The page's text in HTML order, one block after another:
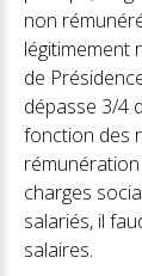
non
légitimement
de
dépasse 3/4
fonction des
charges
salariés, il
salaires.